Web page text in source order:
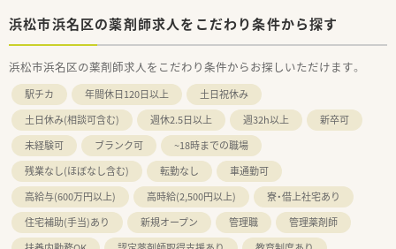
浜松市浜名区の薬剤師求人をこだわり条件から探す
浜松市浜名区の薬剤師求人をこだわり条件からお探しいただけます。
駅チカ 年間休日120日以上
土日祝休み
土日休み(相談可含む)
週休2.5日以上 週32h以上
新卒可
未経験可
ブランク可
~18時までの職場
残業なし(ほぼなし含む)
転勤なし
車通勤可
高給与(600万円以上)
高時給(2,500円以上)
寮・借上社宅あり
住宅補助(手当)あり
新規オープン 管理職
管理薬剤師